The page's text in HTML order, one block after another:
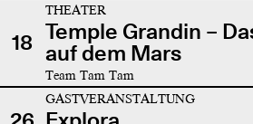
18
THEATER
Temple Grandin –
auf dem Mars
Team Tam Tam
GASTVERANSTALTUNG